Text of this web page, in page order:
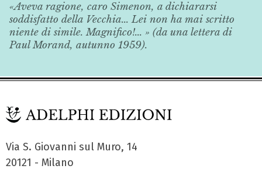
«Aveva ragione, caro Simenon, a dichiararsi
soddisfatto della Vecchia... Lei non ha mai scritto
niente di simile. Magnifico!... » (da una lettera di
Paul Morand, autunno 1959).
Via S. Giovanni sul Muro, 14
20121 - Milano